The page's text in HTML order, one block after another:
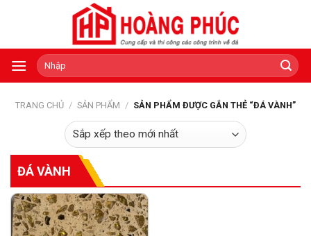
Tìm
kiếm:
TRANG CHỦ / SẢN PHẨM / SẢN PHẨM ĐƯỢC GẮN THẺ “ĐÁ VÀNH”
ĐÁ VÀNH